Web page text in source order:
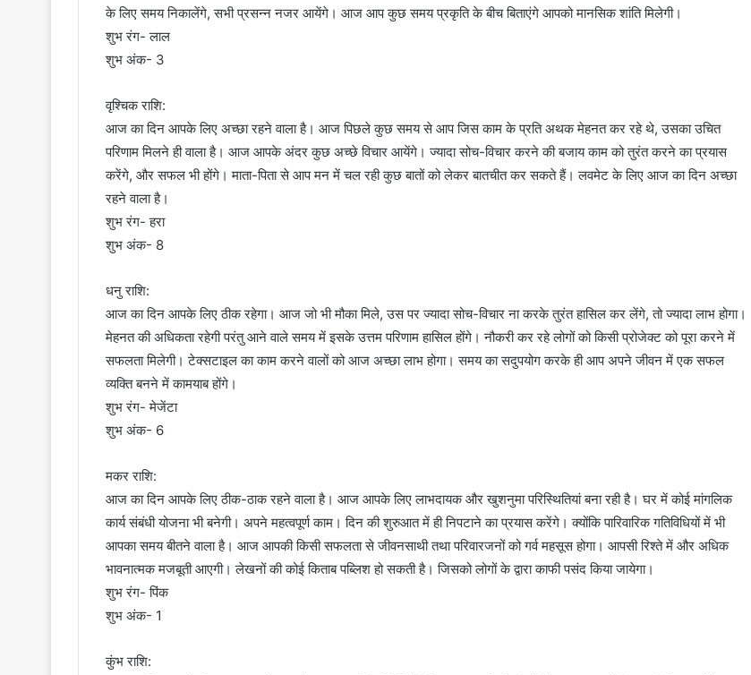
के लिए समय निकालेंगे, सभी प्रसन्न नजर आयेंगे। आज आप कुछ समय प्रकृति के बीच बिताएंगे आपको मानसिक शांति मिलेगी।
शुभ रंग- लाल
शुभ अंक- 3
वृश्चिक राशि:
आज का दिन आपके लिए अच्छा रहने वाला है। आज पिछले कुछ समय से आप जिस काम के प्रति अथक मेहनत कर रहे थे, उसका उचित
परिणाम मिलने ही वाला है। आज आपके अंदर कुछ अच्छे विचार आयेंगे। ज्यादा सोच-विचार करने की बजाय काम को तुरंत करने का प्रयास
करेंगे, और सफल भी होंगे। माता-पिता से आप मन में चल रही कुछ बातों को लेकर बातचीत कर सकते हैं। लवमेट के लिए आज का दिन अच्छा
रहने वाला है।
शुभ रंग- हरा
शुभ अंक- 8
धनु राशि:
आज का दिन आपके लिए ठीक रहेगा। आज जो भी मौका मिले, उस पर ज्यादा सोच-विचार ना करके तुरंत हासिल कर लेंगे, तो ज्यादा लाभ होगा।
मेहनत की अधिकता रहेगी परंतु आने वाले समय में इसके उत्तम परिणाम हासिल होंगे। नौकरी कर रहे लोगों को किसी प्रोजेक्ट को पूरा करने में
सफलता मिलेगी। टेक्सटाइल का काम करने वालों को आज अच्छा लाभ होगा। समय का सदुपयोग करके ही आप अपने जीवन में एक सफल
व्यक्ति बनने में कामयाब होंगे।
शुभ रंग- मेजेंटा
शुभ अंक- 6
मकर राशि:
आज का दिन आपके लिए ठीक-ठाक रहने वाला है। आज आपके लिए लाभदायक और खुशनुमा परिस्थितियां बना रही है। घर में कोई मांगलिक
कार्य संबंधी योजना भी बनेगी। अपने महत्वपूर्ण काम। दिन की शुरुआत में ही निपटाने का प्रयास करेंगे। क्योंकि पारिवारिक गतिविधियों में भी
आपका समय बीतने वाला है। आज आपकी किसी सफलता से जीवनसाथी तथा परिवारजनों को गर्व महसूस होगा। आपसी रिश्ते में और अधिक
भावनात्मक मजबूती आएगी। लेखनों की कोई किताब पब्लिश हो सकती है। जिसको लोगों के द्वारा काफी पसंद किया जायेगा।
शुभ रंग- पिंक
शुभ अंक- 1
कुंभ राशि: